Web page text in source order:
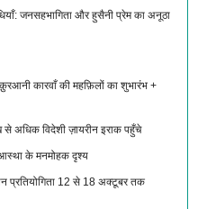
जनसहभागिता और हुसैनी प्रेम का अनूठा
कारवाँ की महफ़िलों का शुभारंभ +
अधिक विदेशी ज़ायरीन इराक पहुँचे
के मनमोहक दृश्य
प्रतियोगिता 12 से 18 अक्टूबर तक